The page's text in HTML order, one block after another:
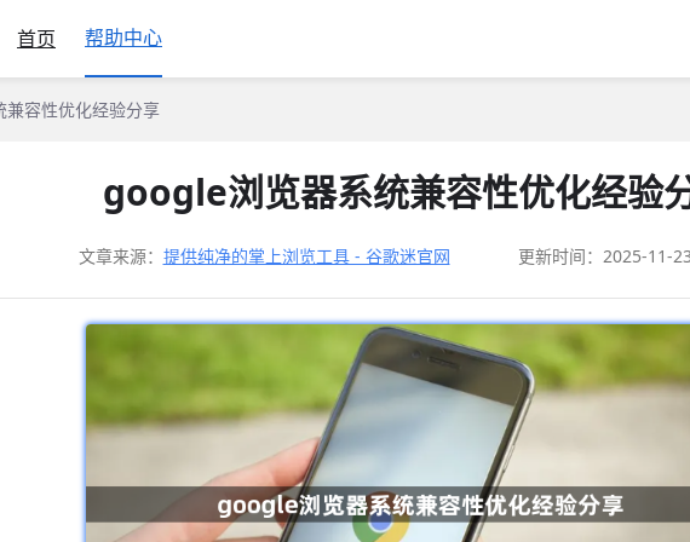
首页 帮助中心
容性优化经验分享
google浏览器系统兼容性优化经验
文章来源： 提供纯净的掌上浏览工具 - 谷歌迷官网 更新时间：2025-11-